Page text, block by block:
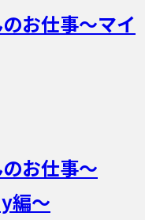
お仕事〜マイ
お仕事〜
編〜